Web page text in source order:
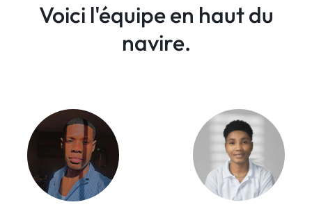
Voici l'équipe en haut du
navire.